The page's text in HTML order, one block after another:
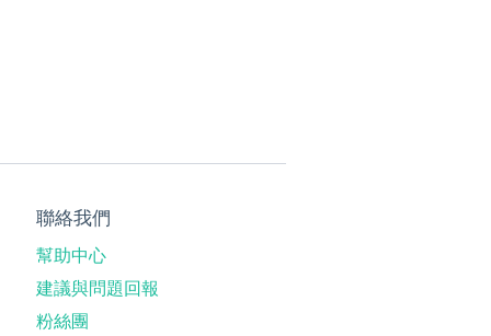
聯絡我們
幫助中心
建議與問題回報
粉絲團